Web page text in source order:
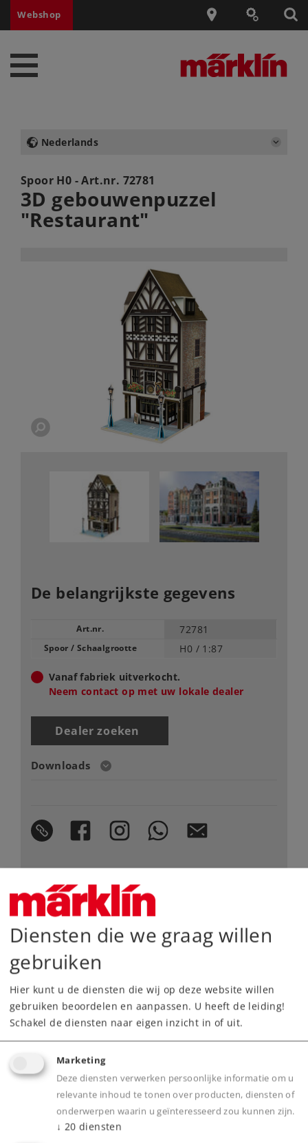
Webshop
Nederlands
Spoor H0 - Art.nr. 72781
3D gebouwenpuzzel
"Restaurant"
De belangrijkste gegevens
Art.nr. 72781
Spoor / Schaalgrootte H0 / 1:87
Vanaf fabriek uitverkocht.
Neem contact op met uw lokale dealer
Dealer zoeken
Downloads
Highlights
De aantrekkelijke vormgeving van het gebouw
zorgt voor een blikvanger op elke
modelspoorbaan.
3D gebouwenpuzzel zonder gereedschappen
of lijm monteerbaar.
Door de werkelijkheidsgetrouwe optiek
bekoord.
Product
Diensten die we graag willen
gebruiken
Hier kunt u de diensten die wij op deze website willen
gebruiken beoordelen en aanpassen. U heeft de leiding!
Schakel de diensten naar eigen inzicht in of uit.
Marketing
Deze diensten verwerken persoonlijke informatie om u
relevante inhoud te tonen over producten, diensten of
onderwerpen waarin u geïnteresseerd zou kunnen zijn.
↓ 20 diensten